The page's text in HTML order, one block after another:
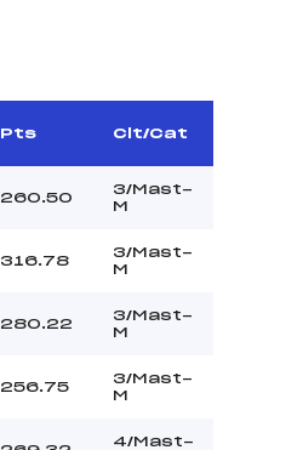
Pts Clt/Cat
260.50
3/Mast-
M
316.78
3/Mast-
M
280.22
3/Mast-
M
256.75
3/Mast-
M
4/Mast-